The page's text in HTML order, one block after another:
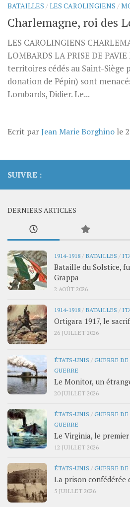
BATAILLES /LES CAROLINGIENS /
Charlemagne, roi des
LES CAROLINGIENS
LOMBARDS LA PRISE DE
territoires cédés au Saint-Siège
donation de Pépin) sont
Lombards, Didier. Le...
Ecrit parJean Marie Borghino le
SUIVRE :
DERNIERS ARTICLES
1914-1918 / BATAILLES /
Bataille du Solstice,
Grappa
2 AOÛT 2026
1914-1918 / BATAILLES /
Ortigara 1917, le
26 JUILLET 2026
ÉTATS-UNIS /GUERRE
GUERRE
Le Monitor, un
20 JUILLET 2026
ÉTATS-UNIS /GUERRE
GUERRE
Le Virginia, le
12 JUILLET 2026
ÉTATS-UNIS /GUERRE
La prison confédérée
5 JUILLET 2026